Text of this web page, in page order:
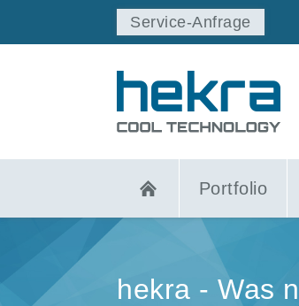
Service-Anfrage
Portfolio
hekra - Was